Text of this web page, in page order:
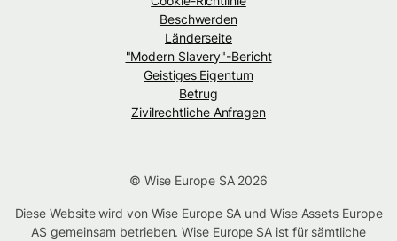
Beschwerden
Länderseite
"Modern Slavery"-Bericht
Geistiges Eigentum
Betrug
Zivilrechtliche Anfragen
© Wise Europe SA 2026
Diese Website wird von Wise Europe SA und Wise Assets Europe
AS gemeinsam betrieben. Wise Europe SA ist für sämtliche